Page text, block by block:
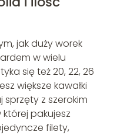
jak duży worek
w wielu
się też 20, 22, 26
większe kawałki
z szerokim
której pakujesz
filety,